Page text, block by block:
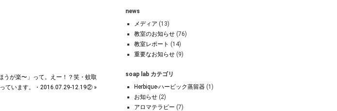
うが楽〜︎」って。えー！？笑・蚊取
ています。・2016.07.29-12.19② »
news
メディア (13)
教室のお知らせ (76)
教室レポート (14)
重要なお知らせ (9)
soap lab カテゴリ
Herbique-ハービック蒸留器 (1)
お知らせ (2)
アロマテラピー (7)